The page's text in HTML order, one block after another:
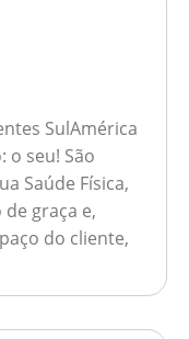
SulAmérica
o seu! São
Saúde Física,
de graça e,
do cliente,